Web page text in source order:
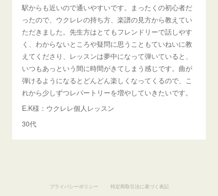
駅からも近いので通いやすいです。まったくの初心者だ
ったので、ウクレレの持ち方、楽譜の見方から教えてい
ただきました。先生方はとてもフレンドリーで話しやす
く、わからないところや疑問に思うこともていねいに教
えてくださり、レッスンは夢中になって弾いていると、
いつもあっという間に時間がきてしまう感じです。曲が
弾けるようになるとどんどん楽しくなってくるので、こ
れから少しずつレパートリーを増やしていきたいです。
E.K様：ウクレレ個人レッスン
30代
プライバシーポリシー 特定商取引法に基づく表記